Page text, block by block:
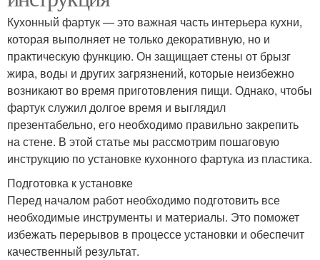
Кухонный фартук — это важная часть интерьера кухни,
которая выполняет не только декоративную, но и
практическую функцию. Он защищает стены от брызг
жира, воды и других загрязнений, которые неизбежно
возникают во время приготовления пищи. Однако, чтобы
фартук служил долгое время и выглядил
презентабельно, его необходимо правильно закрепить
на стене. В этой статье мы рассмотрим пошаговую
инструкцию по установке кухонного фартука из пластика.
Подготовка к установке
Перед началом работ необходимо подготовить все
необходимые инструменты и материалы. Это поможет
избежать перерывов в процессе установки и обеспечит
качественный результат.